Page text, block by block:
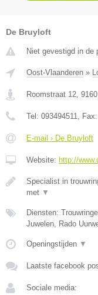
De Bruyloft
Niet gevestigd in de
Oost-Vlaanderen »
Roomstraat 12, 9160
Tel: 093494511, Fax:
E-mail › De Bruyloft
Website: http://
Specialist in
met ▼
Diensten:
Juwelen, Rado
Openingstijden ▼
Laatste facebook
Sociale media: